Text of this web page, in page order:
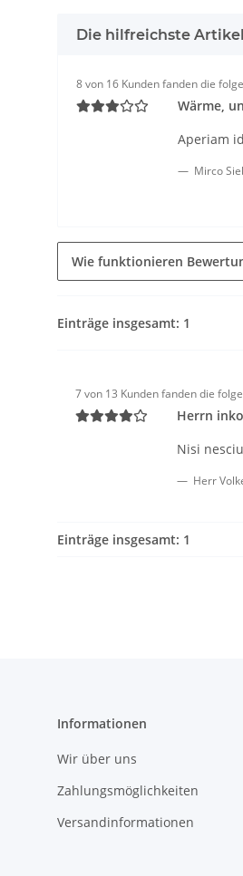
Die hilfreichste
8 von 16 Kunden fanden die
Wärme,
Aperiam
Mirco
Wie funktionieren
Einträge insgesamt: 1
7 von 13 Kunden fanden die
Herrn
Nisi
Herr
Einträge insgesamt: 1
Informationen
Wir über uns
Zahlungsmöglichkeiten
Versandinformationen